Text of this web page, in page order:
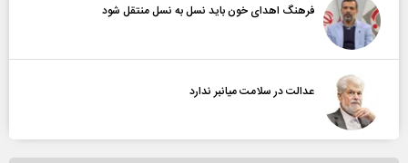
فرهنگ اهدای خون باید نسل به نسل منتقل شود
عدالت در سلامت میانبر ندارد